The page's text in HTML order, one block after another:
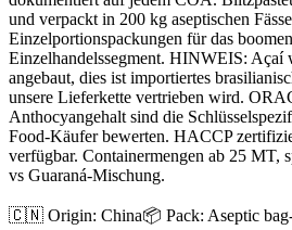
und verpackt in 200 kg aseptischen
Einzelportionspackungen für das
Einzelhandelssegment. HINWEIS: Açaí
angebaut, dies ist importiertes
unsere Lieferkette vertrieben wird.
Anthocyangehalt sind die
Food-Käufer bewerten. HACCP
verfügbar. Containermengen ab 25 MT,
vs Guaraná-Mischung.
🇨🇳 Origin: China📦 Pack: Aseptic